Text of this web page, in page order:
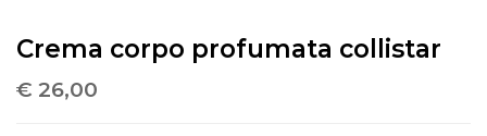
Crema corpo profumata collistar
€ 26,00